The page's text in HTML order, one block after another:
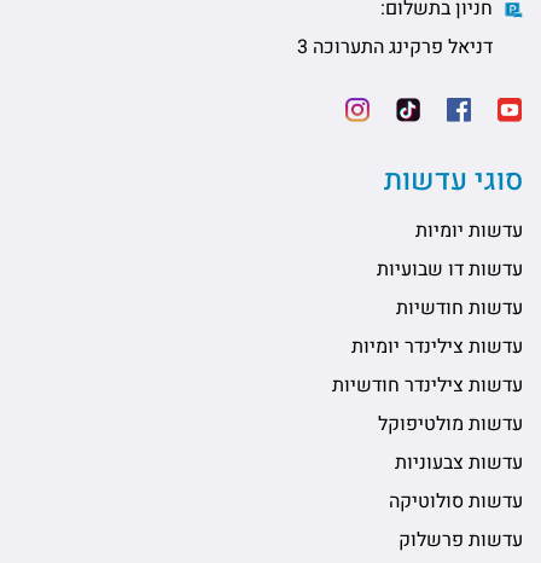
חניון בתשלום:
דניאל פרקינג התערוכה 3
סוגי עדשות
עדשות יומיות
עדשות דו שבועיות
עדשות חודשיות
עדשות צילינדר יומיות
עדשות צילינדר חודשיות
עדשות מולטיפוקל
עדשות צבעוניות
עדשות סולוטיקה
עדשות פרשלוק